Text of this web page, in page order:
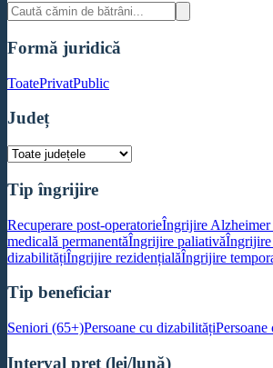
Formă juridică
ToatePrivatPublic
Județ
Tip îngrijire
Recuperare post-operatorieÎngrijire Alzheimer
medicală permanentăÎngrijire paliativăÎngrijire
dizabilitățiÎngrijire rezidențialăÎngrijire
Tip beneficiar
Seniori (65+)Persoane cu dizabilități
Interval preț (lei/lună)